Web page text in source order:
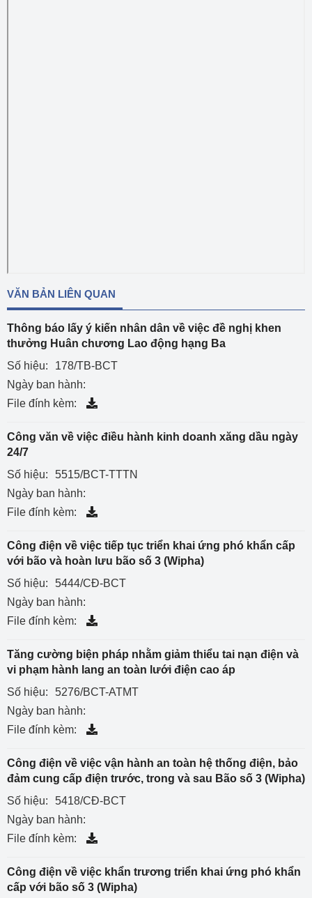
VĂN BẢN LIÊN QUAN
Thông báo lấy ý kiến nhân dân về việc đề nghị khen
thưởng Huân chương Lao động hạng Ba
Số hiệu:
178/TB-BCT
Ngày ban hành:
File đính kèm:
Công văn về việc điều hành kinh doanh xăng dầu ngày
24/7
Số hiệu:
5515/BCT-TTTN
Ngày ban hành:
File đính kèm:
Công điện về việc tiếp tục triển khai ứng phó khẩn cấp
với bão và hoàn lưu bão số 3 (Wipha)
Số hiệu:
5444/CĐ-BCT
Ngày ban hành:
File đính kèm:
Tăng cường biện pháp nhằm giảm thiểu tai nạn điện và
vi phạm hành lang an toàn lưới điện cao áp
Số hiệu:
5276/BCT-ATMT
Ngày ban hành:
File đính kèm:
Công điện về việc vận hành an toàn hệ thống điện, bảo
đảm cung cấp điện trước, trong và sau Bão số 3 (Wipha)
Số hiệu:
5418/CĐ-BCT
Ngày ban hành:
File đính kèm:
Công điện về việc khẩn trương triển khai ứng phó khẩn
cấp với bão số 3 (Wipha)